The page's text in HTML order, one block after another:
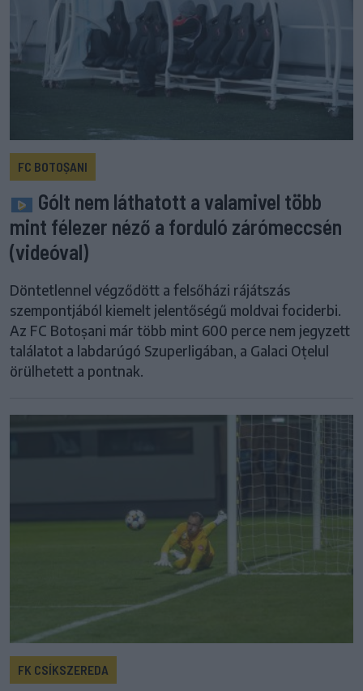
FC BOTOȘANI
Gólt nem láthatott a valamivel több
mint félezer néző a forduló zárómeccsén
(videóval)
Döntetlennel végződött a felsőházi rájátszás
szempontjából kiemelt jelentőségű moldvai fociderbi.
Az FC Botoșani már több mint 600 perce nem jegyzett
találatot a labdarúgó Szuperligában, a Galaci Oțelul
örülhetett a pontnak.
FK CSÍKSZEREDA